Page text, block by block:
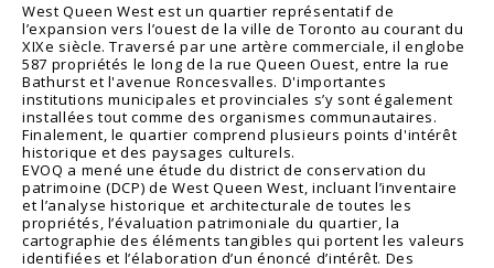
West Queen West est un quartier représentatif de
l’expansion vers l’ouest de la ville de Toronto au courant du
XIXe siècle. Traversé par une artère commerciale, il englobe
587 propriétés le long de la rue Queen Ouest, entre la rue
Bathurst et l'avenue Roncesvalles. D'importantes
institutions municipales et provinciales s’y sont également
installées tout comme des organismes communautaires.
Finalement, le quartier comprend plusieurs points d'intérêt
historique et des paysages culturels.
EVOQ a mené une étude du district de conservation du
patrimoine (DCP) de West Queen West, incluant l’inventaire
et l’analyse historique et architecturale de toutes les
propriétés, l’évaluation patrimoniale du quartier, la
cartographie des éléments tangibles qui portent les valeurs
identifiées et l’élaboration d’un énoncé d’intérêt. Des